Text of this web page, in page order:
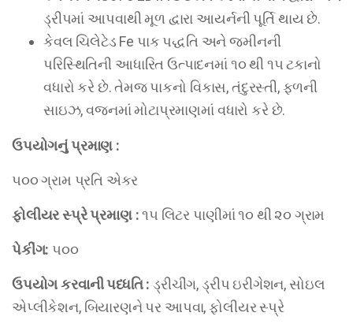
ડ્રીપમાં આપવાથી મૂળ દ્વારા આયર્નની પૂર્તિ થાય છે.
કેવલ ચિલેટેડ Fe પાક પદ્ધતિ અને જમીનની
પરિસ્થિતિની આધારિત ઉત્પાદનમાં ૧૦ થી ૧૫ ટકાનો
વધારો કરે છે. તેમજ પાકનો વિકાસ, તંદુરસ્તી, ફળની
સાઇઝ, વજનમાં મોટાપ્રમાણમાં વધારો કરે છે.
ઉપયોગનુંપ્રમાણ :
૫૦૦ ગ્રામ પ્રતિ એકર
ફોલીયરસ્પ્રેપ્રમાણ:૧૫ લિટર પાણીમાં ૧૦ થી ૨૦ ગ્રામ
પેકીંગ: ૫૦૦
ઉપયોગકરવાનીપધ્ધતિ: ડ્રીચીંગ, ડ્રીપ ઇરીગેશન, સોઇલ
એપ્લીકેશન, બિયારણને પર આપવા, ફોલીયર સ્પ્રે